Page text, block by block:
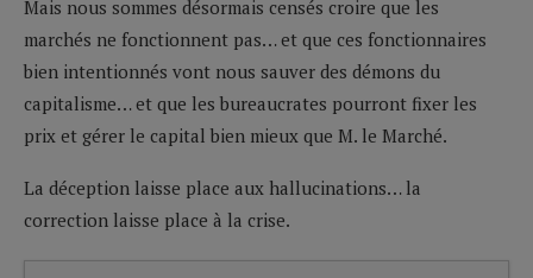
Mais nous sommes désormais censés croire que les
marchés ne fonctionnent pas… et que ces fonctionnaires
bien intentionnés vont nous sauver des démons du
capitalisme… et que les bureaucrates pourront fixer les
prix et gérer le capital bien mieux que M. le Marché.
La déception laisse place aux hallucinations… la
correction laisse place à la crise.